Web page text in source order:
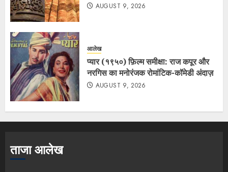
AUGUST 9, 2026
आलेख
प्यार (१९५०) फ़िल्म समीक्षा: राज कपूर और
नरगिस का मनोरंजक रोमांटिक-कॉमेडी अंदाज़
AUGUST 9, 2026
ताजा आलेख